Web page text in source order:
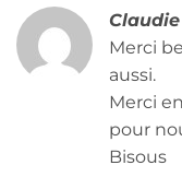
Claudie
Merci
aussi.
Merci
pour
Bisous